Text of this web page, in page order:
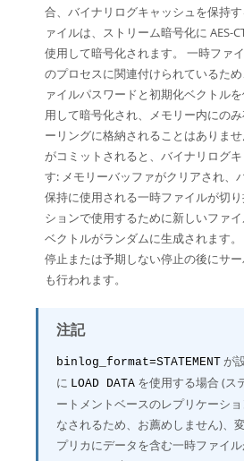
合、バイナリログキャッシュを保持
ァイルは、ストリーム暗号化に AES-
使用して暗号化されます。 一時ファ
のプロセスに関連付けられているた
ァイルパスワードと初期化ベクトル
用して暗号化され、メモリー内にの
ーリングに格納されることはありま
がコミットされると、バイナリログ
す: メモリーバッファがクリアされ、
保持に使用される一時ファイルが切
ションで使用するために新しいファ
ベクトルがランダムに生成されます
停止または予期しない停止の後にサ
も行われます。
注記
binlog_format=STATEMENT が
に LOAD DATA を使用する場合 (ス
ートメントベースのレプリケーシ
なされるため、お薦めしません)、
プリカにデータを含む一時ファイル